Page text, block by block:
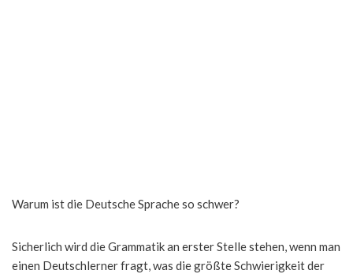
Warum ist die Deutsche Sprache so schwer?
Sicherlich wird die Grammatik an erster Stelle stehen, wenn man
einen Deutschlerner fragt, was die größte Schwierigkeit der